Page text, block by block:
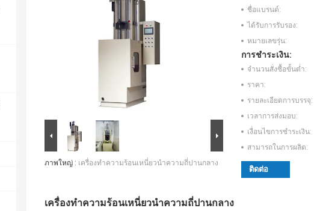
ภาพใหญ่ : เครื่องทำความร้อนเหนี่ยวนำความถี่ปานกลาง
ชื่อแบรนด์:
ได้รับการรับรอง:
หมายเลขรุ่น:
การชำระเงิน:
จำนวนสั่งซื้อขั้นต่ำ:
ราคา:
รายละเอียดการบรรจุ:
เวลาการส่งมอบ:
เงื่อนไขการชำระเงิน:
สามารถในการผลิต:
ติดต่อ
เครื่องทำความร้อนเหนี่ยวนำความถี่ปานกลาง